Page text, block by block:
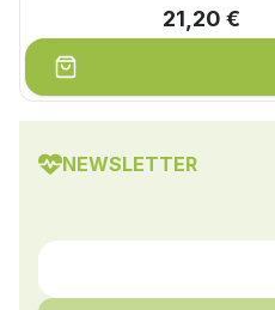
21,20 €
NEWSLETTER